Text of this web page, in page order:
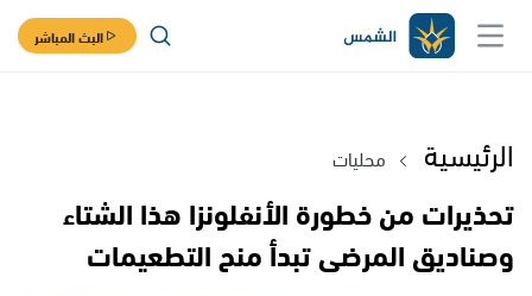
البث المباشر
الرئيسية محليات
تحذيرات من خطورة الأنفلونزا هذا الشتاء
وصناديق المرضى تبدأ منح التطعيمات